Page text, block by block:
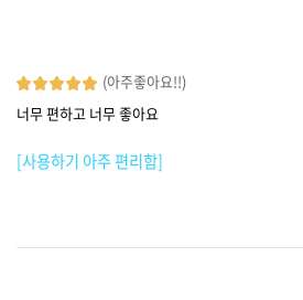
(아주좋아요!!)
너무 편하고 너무 좋아요
[사용하기 아주 편리함]